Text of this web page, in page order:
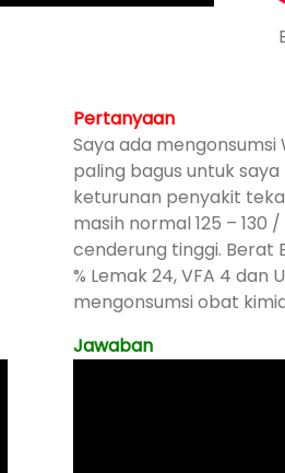
Pertanyaan
Saya ada mengonsumsi
paling bagus untuk
keturunan penyakit
masih normal 125 –
cenderung tinggi. Berat
% Lemak 24, VFA 4 dan
mengonsumsi obat
Jawaban